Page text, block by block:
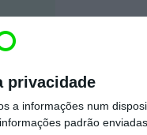
privacidade
a informações num
padrão